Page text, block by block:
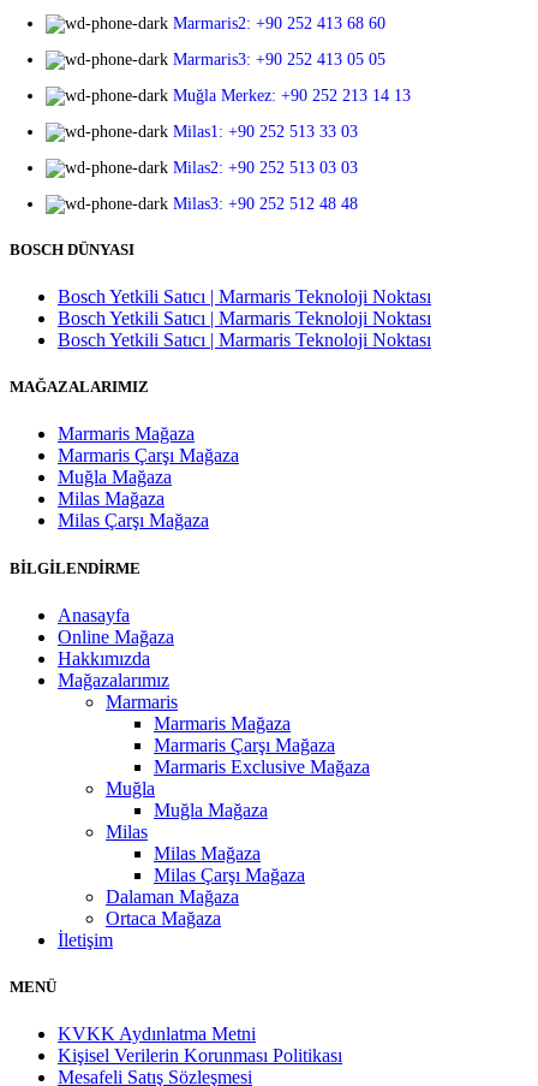
Marmaris2: +90 252 413 68 60
Marmaris3: +90 252 413 05 05
Muğla Merkez: +90 252 213 14 13
Milas1: +90 252 513 33 03
Milas2: +90 252 513 03 03
Milas3: +90 252 512 48 48
BOSCH DÜNYASI
Bosch Yetkili Satıcı | Marmaris Teknoloji Noktası
Bosch Yetkili Satıcı | Marmaris Teknoloji Noktası
Bosch Yetkili Satıcı | Marmaris Teknoloji Noktası
MAĞAZALARIMIZ
Marmaris Mağaza
Marmaris Çarşı Mağaza
Muğla Mağaza
Milas Mağaza
Milas Çarşı Mağaza
BİLGİLENDİRME
Anasayfa
Online Mağaza
Hakkımızda
Mağazalarımız
Marmaris
Marmaris Mağaza
Marmaris Çarşı Mağaza
Marmaris Exclusive Mağaza
Muğla
Muğla Mağaza
Milas
Milas Mağaza
Milas Çarşı Mağaza
Dalaman Mağaza
Ortaca Mağaza
İletişim
MENÜ
KVKK Aydınlatma Metni
Kişisel Verilerin Korunması Politikası
Mesafeli Satış Sözleşmesi